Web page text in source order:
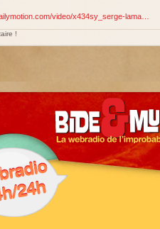
video/x434sy_serge-lama…
!